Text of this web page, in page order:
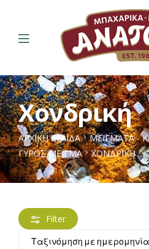
Χονδρική
ΑΡΧΙΚΉ ΣΕΛΊΔΑ
ΜΕΙΓΜΑΤΑ -
ΓΎΡΟΣ ΜΕΊΓΜΑ
ΧΟΝΔΡΙΚΉ
Filter